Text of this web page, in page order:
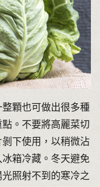
整顆也可做出很多種
。不要將高麗菜切
下使用，以稍微沾
箱冷藏。冬天避免
照射不到的寒冷之